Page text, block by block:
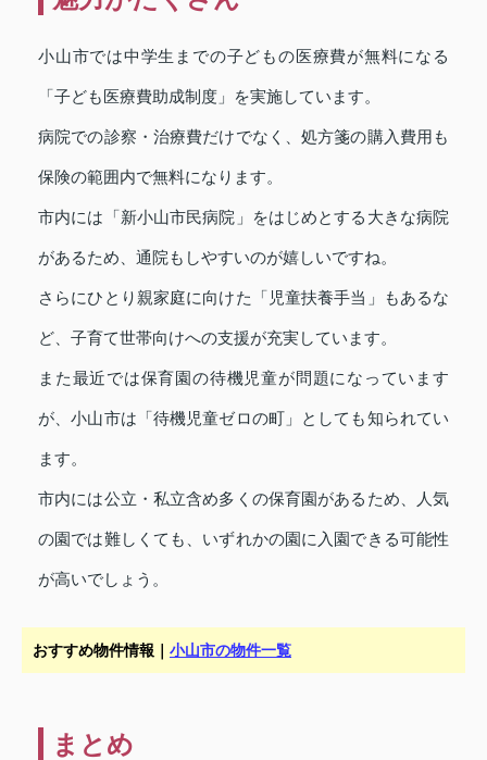
小山市では中学生までの子どもの医療費が無料になる
「子ども医療費助成制度」を実施しています。
病院での診察・治療費だけでなく、処方箋の購入費用も
保険の範囲内で無料になります。
市内には「新小山市民病院」をはじめとする大きな病院
があるため、通院もしやすいのが嬉しいですね。
さらにひとり親家庭に向けた「児童扶養手当」もあるな
ど、子育て世帯向けへの支援が充実しています。
また最近では保育園の待機児童が問題になっています
が、小山市は「待機児童ゼロの町」としても知られてい
ます。
市内には公立・私立含め多くの保育園があるため、人気
の園では難しくても、いずれかの園に入園できる可能性
が高いでしょう。
おすすめ物件情報｜ 小山市の物件一覧
まとめ